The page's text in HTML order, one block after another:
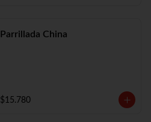
Parrillada China
$15.780